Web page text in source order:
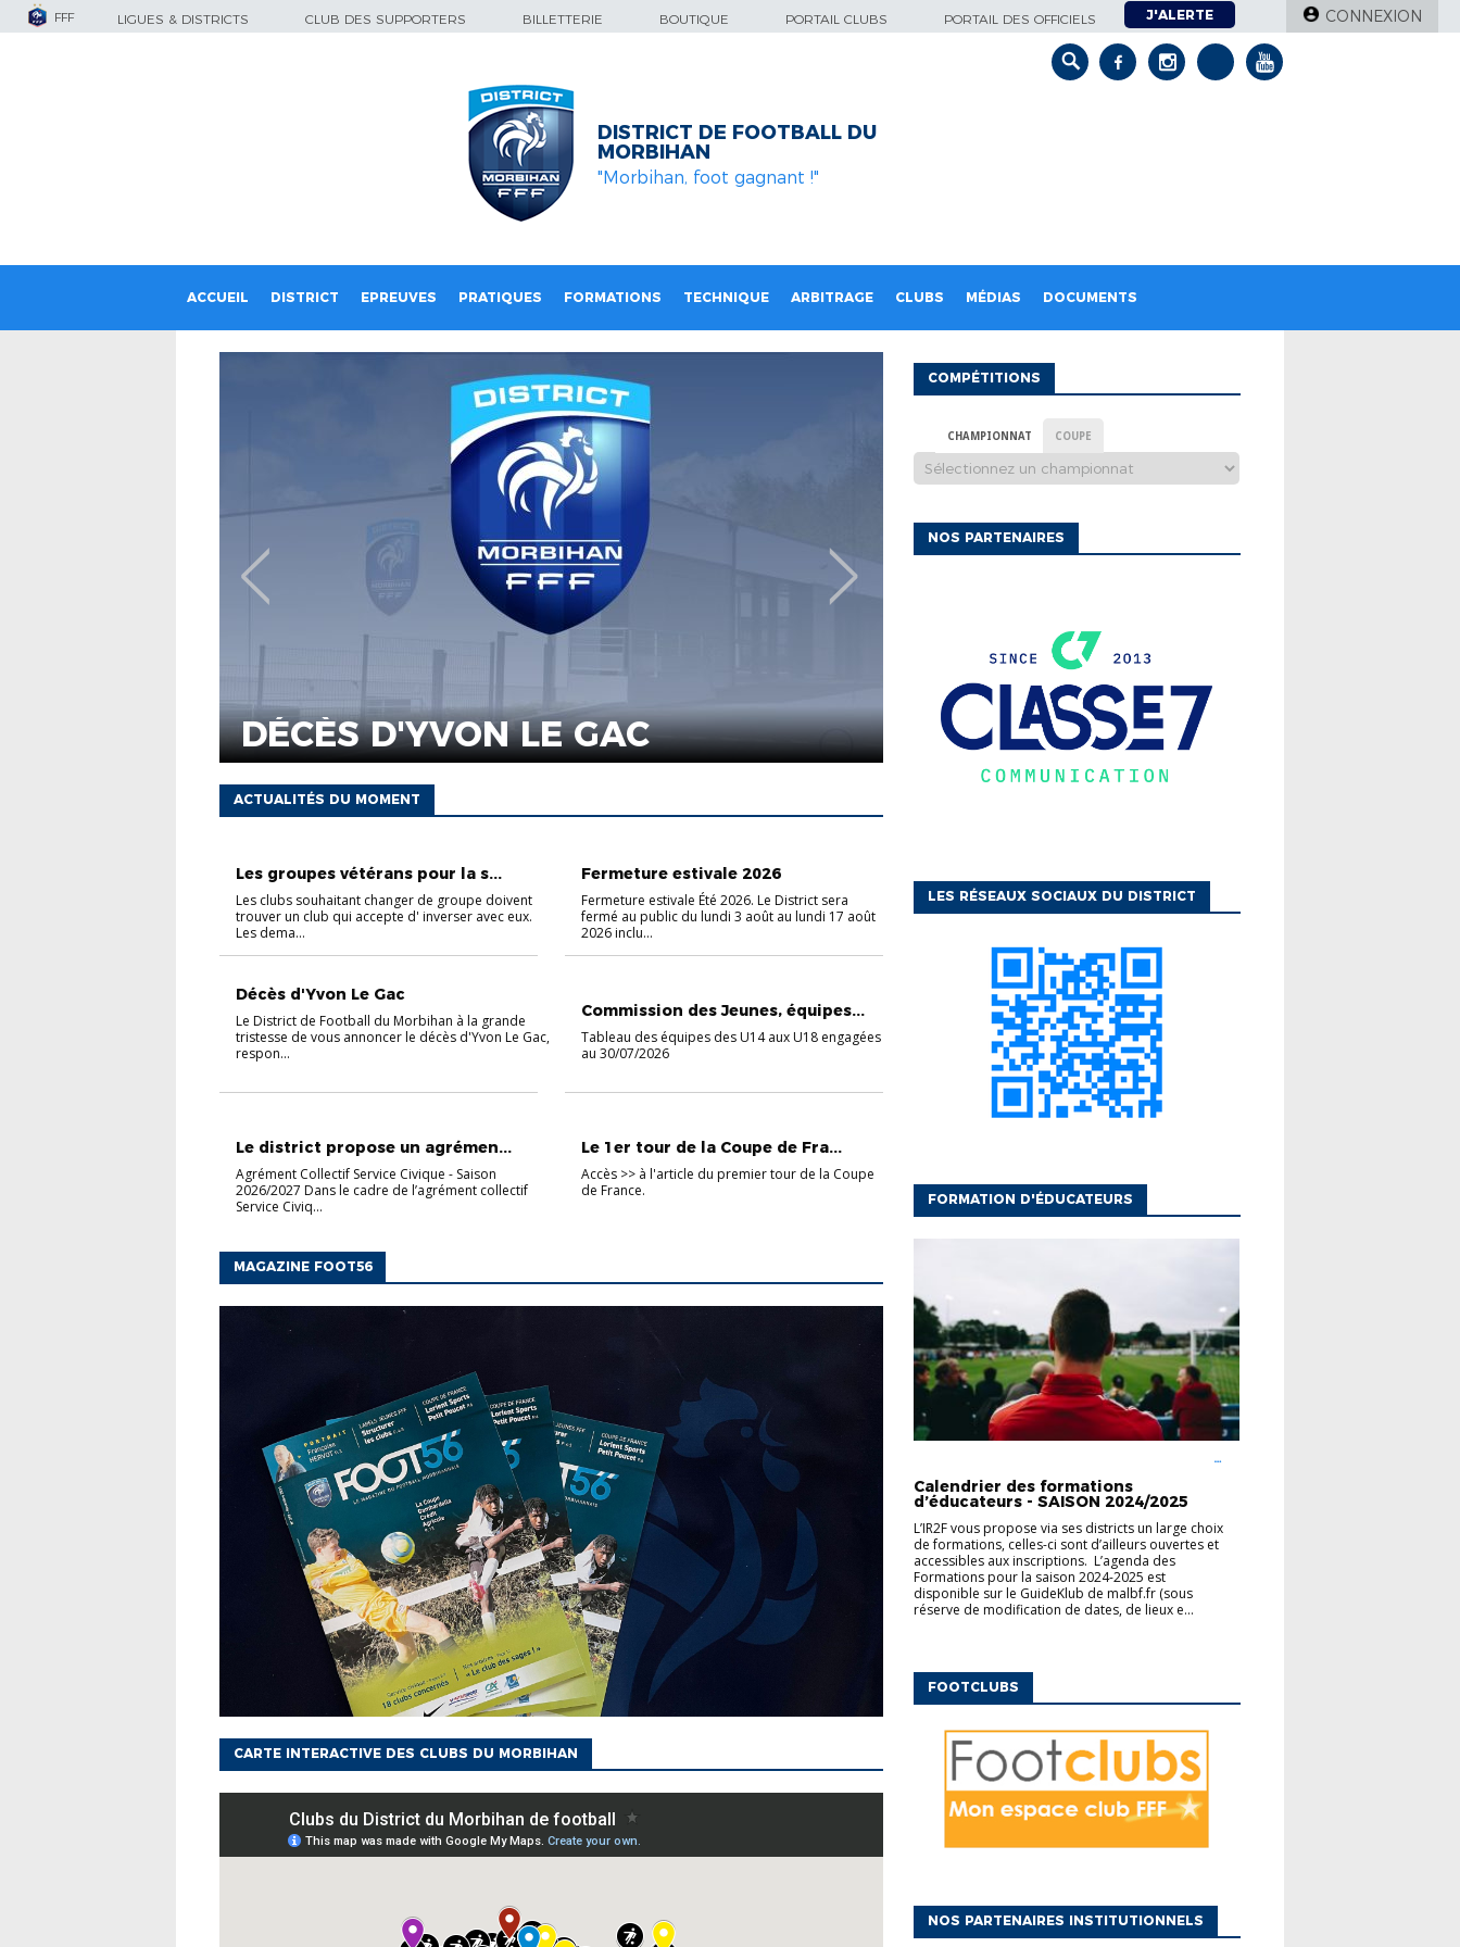
FFF LIGUES & DISTRICTS CLUB DES SUPPORTERS BILLETTERIE BOUTIQUE PORTAIL CLUBS PORTAIL DES OFFICIELS J'ALERTE CONNEXION
DISTRICT DE FOOTBALL DU
MORBIHAN
"Morbihan, foot gagnant !"
ACCUEIL DISTRICT EPREUVES PRATIQUES FORMATIONS TECHNIQUE ARBITRAGE CLUBS MÉDIAS DOCUMENTS
LE DISTRICT PROPOSE UN
AGRÉMENT COLLECTIF DE
VOLONTAIRE AU SERVICE
CIVIQUE ...
ASSEMBLÉE GÉNÉRALE
FERMETURE ESTIVALE 2026
ACTUALITÉS DU MOMENT
Les groupes vétérans pour la s...
Les clubs souhaitant changer de groupe doivent
trouver un club qui accepte d' inverser avec eux.
Les dema...
Décès d'Yvon Le Gac
Le District de Football du Morbihan à la grande
tristesse de vous annoncer le décès d'Yvon Le Gac,
respon...
Le district propose un agrémen...
Agrément Collectif Service Civique - Saison
2026/2027 Dans le cadre de l’agrément collectif
Service Civiq...
Fermeture estivale 2026
Fermeture estivale Été 2026. Le District sera
fermé au public du lundi 3 août au lundi 17 août
2026 inclu...
Commission des Jeunes, équipes...
Tableau des équipes des U14 aux U18 engagées
au 30/07/2026
Le 1er tour de la Coupe de Fra...
Accès >> à l'article du premier tour de la Coupe
de France.
MAGAZINE FOOT56
CARTE INTERACTIVE DES CLUBS DU MORBIHAN
COMPÉTITIONS
CHAMPIONNAT COUPE
NOS PARTENAIRES
LES RÉSEAUX SOCIAUX DU DISTRICT
FORMATION D'ÉDUCATEURS
Calendrier des formations
d’éducateurs - SAISON 2024/2025
L’IR2F vous propose via ses districts un large choix
de formations, celles-ci sont d’ailleurs ouvertes et
accessibles aux inscriptions. L’agenda des
Formations pour la saison 2024-2025 est
disponible sur le GuideKlub de malbf.fr (sous
réserve de modification de dates, de lieux e...
FOOTCLUBS
NOS PARTENAIRES INSTITUTIONNELS